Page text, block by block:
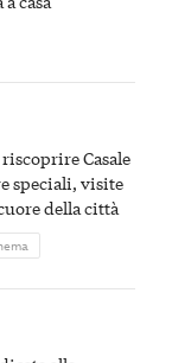
Casale
speciali, visite
della città